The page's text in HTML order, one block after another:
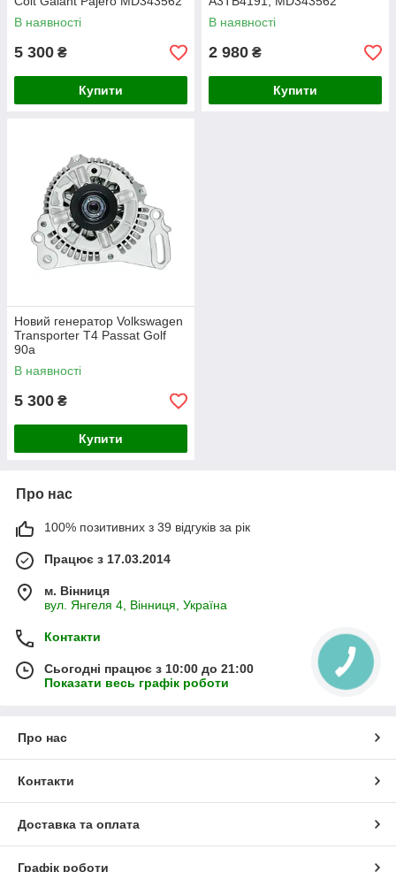
В наявності
5 300 ₴
Купити
В наявності
2 980 ₴
Купити
Новий генератор Volkswagen
Transporter T4 Passat Golf
90а
В наявності
5 300 ₴
Купити
Про нас
100% позитивних з 39 відгуків за рік
Працює з 17.03.2014
м. Вінниця
вул. Янгеля 4, Вінниця, Україна
Контакти
Сьогодні працює з 10:00 до 21:00
Показати весь графік роботи
Про нас
Контакти
Доставка та оплата
Графік роботи